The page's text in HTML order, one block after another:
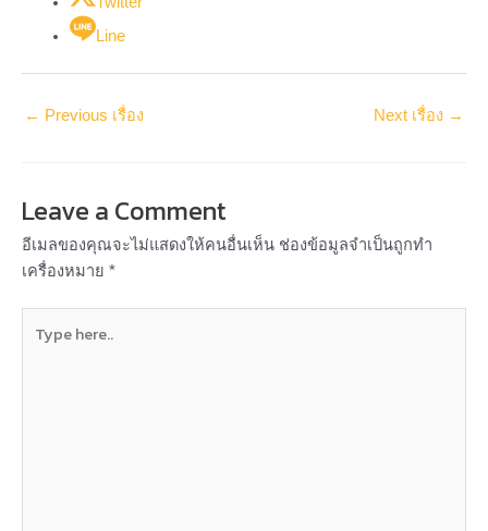
Line
← Previous เรื่อง Next เรื่อง →
Leave a Comment
อีเมลของคุณจะไม่แสดงให้คนอื่นเห็น ช่องข้อมูลจำเป็นถูกทำ
เครื่องหมาย *
here..